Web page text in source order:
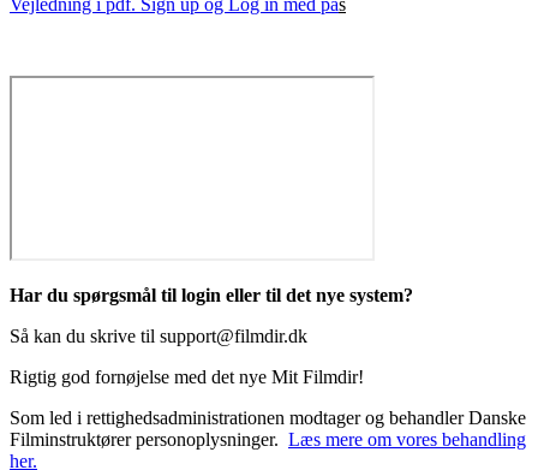
Vejledning i pdf. Sign up og Log in med pas
Har du spørgsmål til login eller til det nye system?
Så kan du skrive til support@filmdir.dk
Rigtig god fornøjelse med det nye Mit Filmdir!
Som led i rettighedsadministrationen modtager og behandler Danske
Filminstruktører personoplysninger. Læs mere om vores behandling
her.